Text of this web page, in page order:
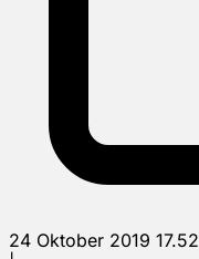
24 Oktober 2019 17.52